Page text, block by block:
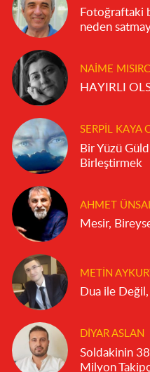
Fotoğraftaki
neden
NAIME
SERPIL KAYA
Bir Yüzü
Birleştirmek
AHMET ÜNSAL
Mesir,
METIN AYKURT
Dua ile
DIYAR ASLAN
Soldakinin
Milyon